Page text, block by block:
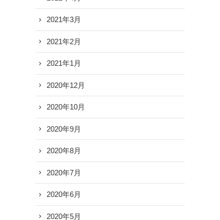
2021年3月
2021年2月
2021年1月
2020年12月
2020年10月
2020年9月
2020年8月
2020年7月
2020年6月
2020年5月